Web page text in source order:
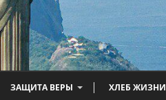
ЗАЩИТА ВЕРЫ ХЛЕБ ЖИЗНИ